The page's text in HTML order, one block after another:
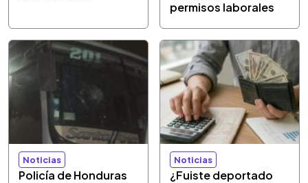
permisos laborales
Noticias
Policía de Honduras
Noticias
¿Fuiste deportado